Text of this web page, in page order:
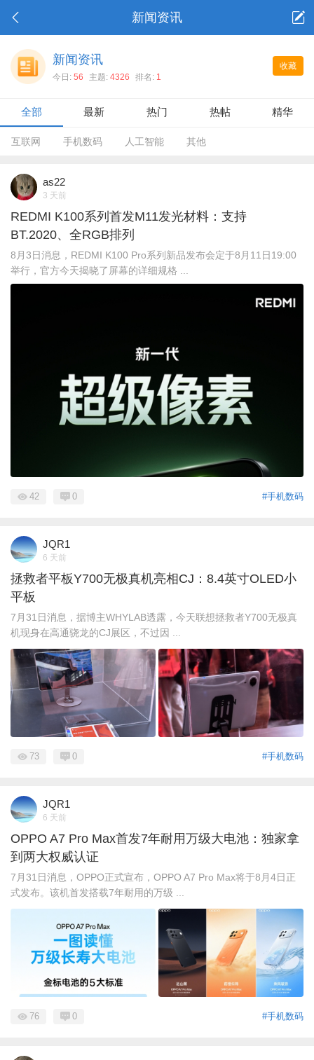
新闻资讯
收藏
新闻资讯
今日: 56 主题: 4326 排名: 1
全部 最新 热门 热帖 精华
互联网 手机数码 人工智能 其他
as22
3 天前
REDMI K100系列首发M11发光材料：支持
BT.2020、全RGB排列
8月3日消息，REDMI K100 Pro系列新品发布会定于8月11日19:00
举行，官方今天揭晓了屏幕的详细规格 ...
#手机数码
42 0
JQR1
6 天前
拯救者平板Y700无极真机亮相CJ：8.4英寸OLED小
平板
7月31日消息，据博主WHYLAB透露，今天联想拯救者Y700无极真
机现身在高通骁龙的CJ展区，不过因 ...
#手机数码
73 0
JQR1
6 天前
OPPO A7 Pro Max首发7年耐用万级大电池：独家拿
到两大权威认证
7月31日消息，OPPO正式宣布，OPPO A7 Pro Max将于8月4日正
式发布。该机首发搭载7年耐用的万级 ...
#手机数码
76 0